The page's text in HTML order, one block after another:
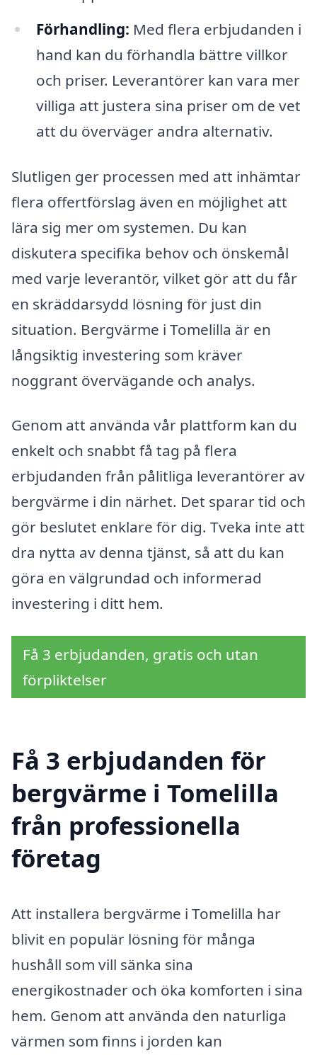
Förhandling: Med flera erbjudanden i
hand kan du förhandla bättre villkor
och priser. Leverantörer kan vara mer
villiga att justera sina priser om de vet
att du överväger andra alternativ.
Slutligen ger processen med att inhämtar
flera offertförslag även en möjlighet att
lära sig mer om systemen. Du kan
diskutera specifika behov och önskemål
med varje leverantör, vilket gör att du får
en skräddarsydd lösning för just din
situation. Bergvärme i Tomelilla är en
långsiktig investering som kräver
noggrant övervägande och analys.
Genom att använda vår plattform kan du
enkelt och snabbt få tag på flera
erbjudanden från pålitliga leverantörer av
bergvärme i din närhet. Det sparar tid och
gör beslutet enklare för dig. Tveka inte att
dra nytta av denna tjänst, så att du kan
göra en välgrundad och informerad
investering i ditt hem.
Få 3 erbjudanden, gratis och utan
förpliktelser
Få 3 erbjudanden för
bergvärme i Tomelilla
från professionella
företag
Att installera bergvärme i Tomelilla har
blivit en populär lösning för många
hushåll som vill sänka sina
energikostnader och öka komforten i sina
hem. Genom att använda den naturliga
värmen som finns i jorden kan